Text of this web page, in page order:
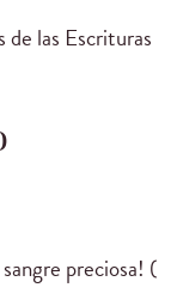
de las Escrituras
preciosa! (